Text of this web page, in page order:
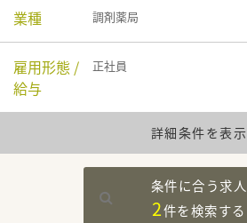
業種 調剤薬局
雇用形態 /
給与
正社員
詳細条件を表示
条件に合う求人
2件を検索する